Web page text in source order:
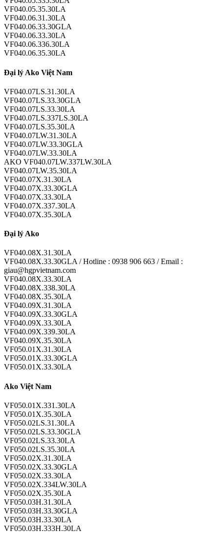
VF040.05.35.30LA
VF040.06.31.30LA
VF040.06.33.30GLA
VF040.06.33.30LA
VF040.06.336.30LA
VF040.06.35.30LA
Đại lý Ako Việt Nam
VF040.07LS.31.30LA
VF040.07LS.33.30GLA
VF040.07LS.33.30LA
VF040.07LS.337LS.30LA
VF040.07LS.35.30LA
VF040.07LW.31.30LA
VF040.07LW.33.30GLA
VF040.07LW.33.30LA
AKO VF040.07LW.337LW.30LA
VF040.07LW.35.30LA
VF040.07X.31.30LA
VF040.07X.33.30GLA
VF040.07X.33.30LA
VF040.07X.337.30LA
VF040.07X.35.30LA
Đại lý Ako
VF040.08X.31.30LA
VF040.08X.33.30GLA / Hotline : 0938 906 663 / Email :
giau@hgpvietnam.com
VF040.08X.33.30LA
VF040.08X.338.30LA
VF040.08X.35.30LA
VF040.09X.31.30LA
VF040.09X.33.30GLA
VF040.09X.33.30LA
VF040.09X.339.30LA
VF040.09X.35.30LA
VF050.01X.31.30LA
VF050.01X.33.30GLA
VF050.01X.33.30LA
Ako Việt Nam
VF050.01X.331.30LA
VF050.01X.35.30LA
VF050.02LS.31.30LA
VF050.02LS.33.30GLA
VF050.02LS.33.30LA
VF050.02LS.35.30LA
VF050.02X.31.30LA
VF050.02X.33.30GLA
VF050.02X.33.30LA
VF050.02X.334LW.30LA
VF050.02X.35.30LA
VF050.03H.31.30LA
VF050.03H.33.30GLA
VF050.03H.33.30LA
VF050.03H.333H.30LA